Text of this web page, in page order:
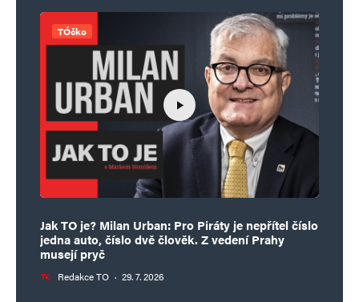
TÓčko
Jak TO je? Milan Urban: Pro Piráty je nepřítel číslo
jedna auto, číslo dvě člověk. Z vedení Prahy
musejí pryč
Redakce TO · 29. 7. 2026